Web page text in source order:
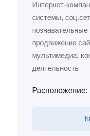
Интернет-
системы,
продвижение
мультимедиа,
деятельность
Расположение: